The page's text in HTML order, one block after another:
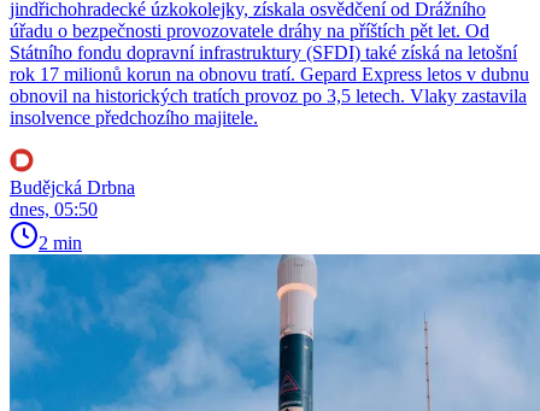
jindřichohradecké úzkokolejky, získala osvědčení od Drážního
úřadu o bezpečnosti provozovatele dráhy na příštích pět let. Od
Státního fondu dopravní infrastruktury (SFDI) také získá na letošní
rok 17 milionů korun na obnovu tratí. Gepard Express letos v dubnu
obnovil na historických tratích provoz po 3,5 letech. Vlaky zastavila
insolvence předchozího majitele.
Budějcká Drbna
dnes, 05:50
2 min